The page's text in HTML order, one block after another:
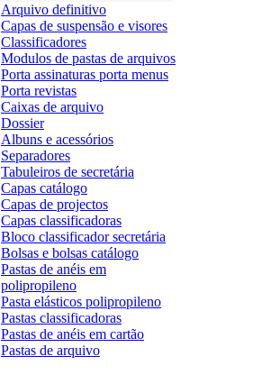
Arquivo definitivo
Capas de suspensão e visores
Classificadores
Modulos de pastas de arquivos
Porta assinaturas porta menus
Porta revistas
Caixas de arquivo
Dossier
Albuns e acessórios
Separadores
Tabuleiros de secretária
Capas catálogo
Capas de projectos
Capas classificadoras
Bloco classificador secretária
Bolsas e bolsas catálogo
Pastas de anéis em
polipropileno
Pasta elásticos polipropileno
Pastas classificadoras
Pastas de anéis em cartão
Pastas de arquivo